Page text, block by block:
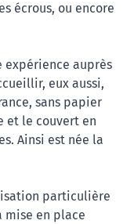
écrous, ou encore
expérience auprès
eux aussi,
sans papier
et le couvert en
Ainsi est née la
particulière
mise en place